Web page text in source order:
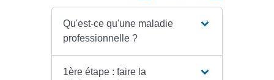
Qu'est-ce qu'une maladie
professionnelle ?
1ère étape : faire la